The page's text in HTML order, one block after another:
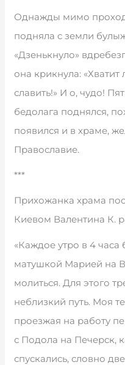
Однажды мимо
подняла с земли
«Дзенькнуло»
она крикнула: «Хватит
славить!» И о, чудо!
бедолага поднялся,
появился и в храме,
Православие.
***
Прихожанка храма
Киевом Валентина К.
«Каждое утро в 4
матушкой Марией на
молиться. Для этого
неблизкий путь. Моя
проезжая на работу
с Подола на Печерск,
спускались, словно